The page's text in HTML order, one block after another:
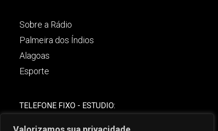
Sobre a Rádio
Palmeira dos Índios
Alagoas
Esporte
TELEFONE FIXO - ESTUDIO: